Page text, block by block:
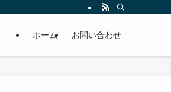
ホーム お問い合わせ